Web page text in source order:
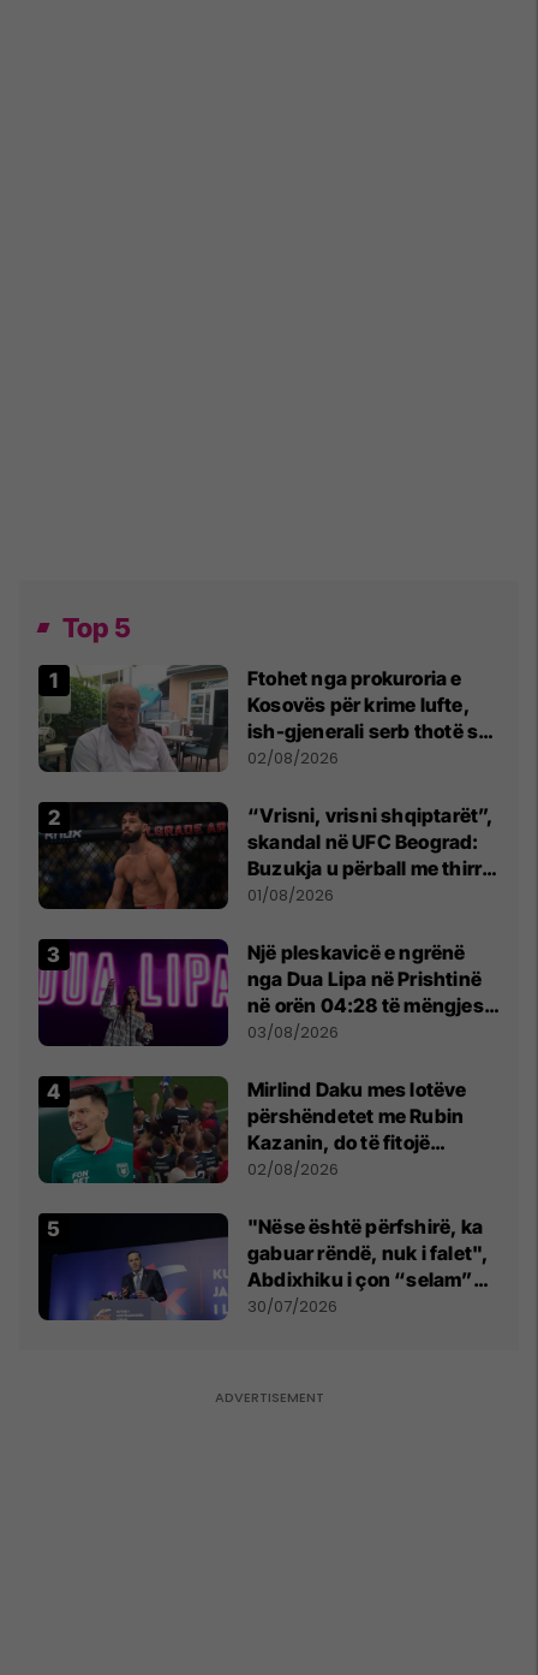
Top 5
Ftohet nga prokuroria e
Kosovës për krime lufte,
ish-gjenerali serb thotë se
dikush e tradhtoi në
02/08/2026
“Vrisni, vrisni shqiptarët”,
skandal në UFC Beograd:
Buzukja u përball me thirrje
anti-shqiptare nga
01/08/2026
Një pleskavicë e ngrënë
nga Dua Lipa në Prishtinë
në orën 04:28 të mëngjesit
- dhe bota digjitale serbe
03/08/2026
Mirlind Daku mes lotëve
përshëndetet me Rubin
Kazanin, do të fitojë
miliona te Spartak Moska
02/08/2026
"Nëse është përfshirë, ka
gabuar rëndë, nuk i falet",
Abdixhiku i çon “selam”
Përparim Ramës
30/07/2026